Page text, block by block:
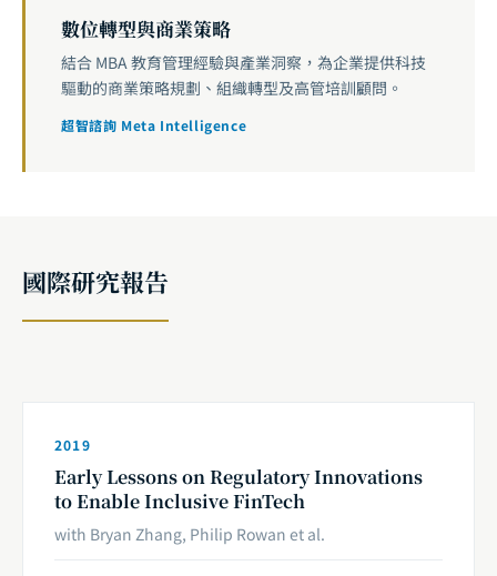
數位轉型與商業策略
結合 MBA 教育管理經驗與產業洞察，為企業提供科技
驅動的商業策略規劃、組織轉型及高管培訓顧問。
超智諮詢 Meta Intelligence
國際研究報告
2019
Early Lessons on Regulatory Innovations
to Enable Inclusive FinTech
with Bryan Zhang, Philip Rowan et al.